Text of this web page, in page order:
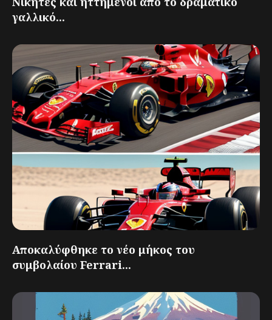
γαλλικό...
Αποκαλύφθηκε το νέο μήκος του
συμβολαίου Ferrari...